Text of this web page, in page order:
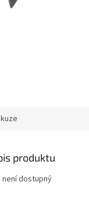
produktu
dostupný